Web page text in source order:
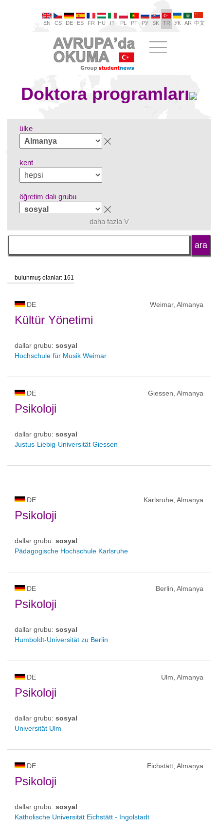
EN CS DE ES FR HU IT PL PT РУ SK TR УК AR 中文
Doktora programları
ülke
kent
öğretim dalı grubu
dil
daha fazla V
bulunmuş olanlar: 161
DE Weimar, Almanya
Kültür Yönetimi
dallar grubu: sosyal
Hochschule für Musik Weimar
DE Giessen, Almanya
Psikoloji
dallar grubu: sosyal
Justus-Liebig-Universität Giessen
DE Karlsruhe, Almanya
Psikoloji
dallar grubu: sosyal
Pädagogische Hochschule Karlsruhe
DE Berlin, Almanya
Psikoloji
dallar grubu: sosyal
Humboldt-Universität zu Berlin
DE Ulm, Almanya
Psikoloji
dallar grubu: sosyal
Universität Ulm
DE Eichstätt, Almanya
Psikoloji
dallar grubu: sosyal
Katholische Universität Eichstätt - Ingolstadt